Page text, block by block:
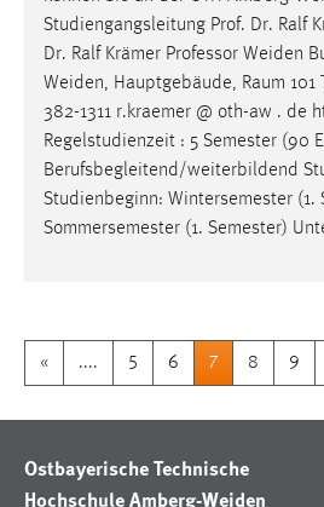
Studiengangsleitung Prof. Dr. Ralf
Dr. Ralf Krämer Professor Weiden
Weiden , Hauptgebäude, Raum
382-1311 r.kraemer @ oth-aw . de
Regelstudienzeit : 5 Semester (90
Berufsbegleitend/weiterbildend
Studienbeginn: Wintersemester (1.
Sommersemester (1. Semester)
« 5 6 7 8 9
Ostbayerische Technische
Hochschule Amberg-Weiden